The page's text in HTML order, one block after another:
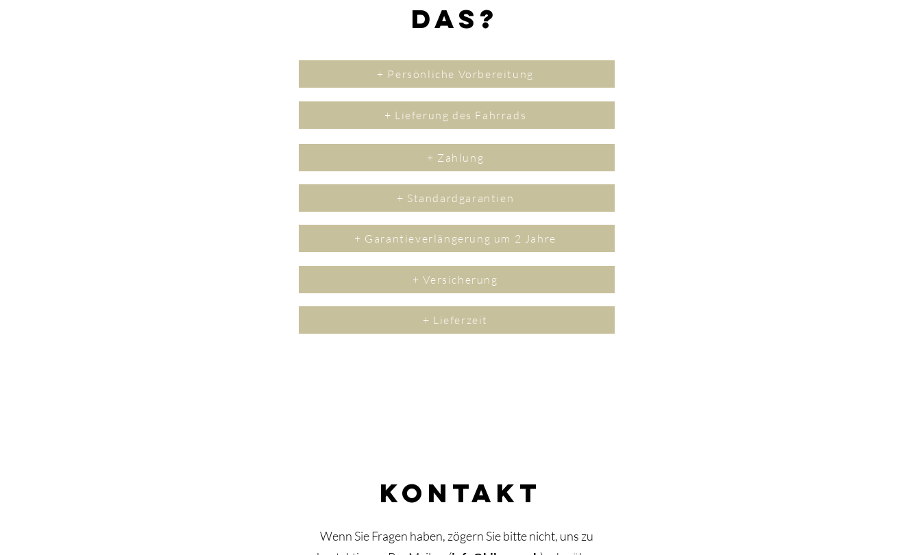
das?
+ Persönliche Vorbereitung
+ Lieferung des Fahrrads
+ Zahlung
+ Standardgarantien
+ Garantieverlängerung um 2 Jahre
+ Versicherung
+ Lieferzeit
Kontakt
Wenn Sie Fragen haben, zögern Sie bitte nicht, uns zu